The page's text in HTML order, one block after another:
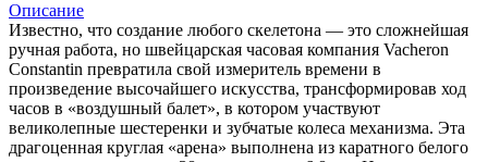
Описание
Известно, что создание любого скелетона — это сложнейшая
ручная работа, но швейцарская часовая компания Vacheron
Constantin превратила свой измеритель времени в
произведение высочайшего искусства, трансформировав ход
часов в «воздушный балет», в котором участвуют
великолепные шестеренки и зубчатые колеса механизма. Эта
драгоценная круглая «арена» выполнена из каратного белого